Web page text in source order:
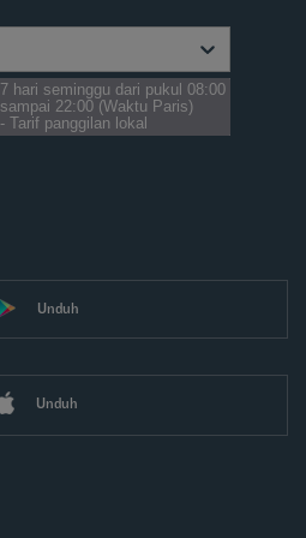
7 hari seminggu dari pukul 08:00
sampai 22:00 (Waktu Paris)
- Tarif panggilan lokal
Unduh
Unduh